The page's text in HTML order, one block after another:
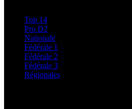
Top 14
Pro D2
Nationale
Fédérale 1
Fédérale 2
Fédérale 3
Régionales